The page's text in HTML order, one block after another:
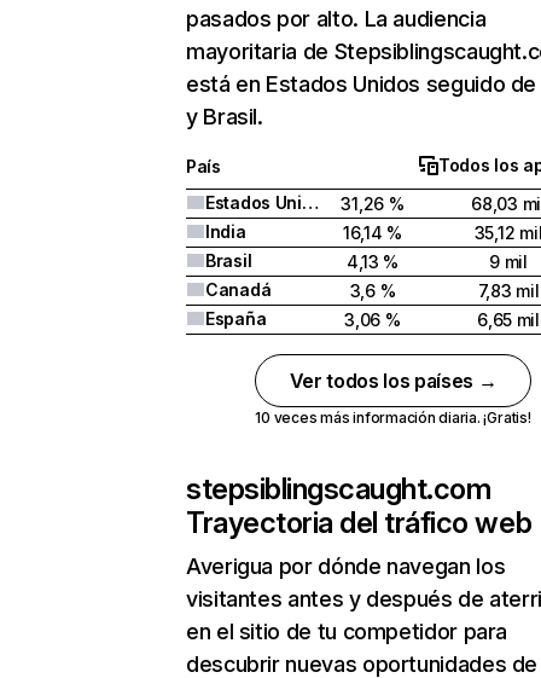
pasados por alto. La audiencia
mayoritaria de
está en Estados Unidos seguido de
y Brasil.
País
Todos los
Estados Unidos
31,26 %
68,03
India
16,14 %
35,12
Brasil
4,13 %
9 mil
Canadá
3,6 %
7,83 mil
España
3,06 % 6,65 mil
Ver todos los países →
10 veces más información diaria. ¡Gratis!
stepsiblingscaught.com
Trayectoria del tráfico web
Averigua por dónde navegan los
visitantes antes y después de
en el sitio de tu competidor para
descubrir nuevas oportunidades de